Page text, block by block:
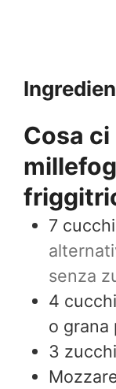
Cosa
7
senza
4
o grana
3